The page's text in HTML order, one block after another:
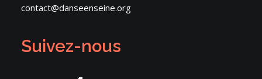
contact@danseenseine.org
Suivez-nous